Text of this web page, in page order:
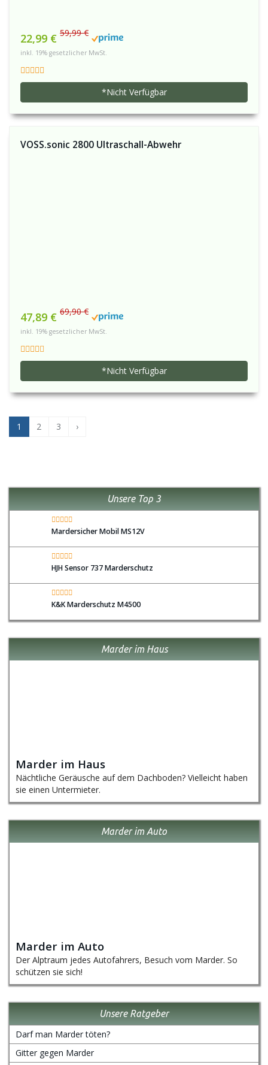
22,99 € 59,99 €
inkl. 19% gesetzlicher MwSt.
*Nicht Verfügbar
VOSS.sonic 2800 Ultraschall-Abwehr
47,89 € 69,90 €
inkl. 19% gesetzlicher MwSt.
*Nicht Verfügbar
1 2 3 ›
Unsere Top 3
Mardersicher Mobil MS12V
HJH Sensor 737 Marderschutz
K&K Marderschutz M4500
Marder im Haus
Marder im Haus
Nächtliche Geräusche auf dem Dachboden? Vielleicht haben
sie einen Untermieter.
Marder im Auto
Marder im Auto
Der Alptraum jedes Autofahrers, Besuch vom Marder. So
schützen sie sich!
Unsere Ratgeber
Darf man Marder töten?
Gitter gegen Marder